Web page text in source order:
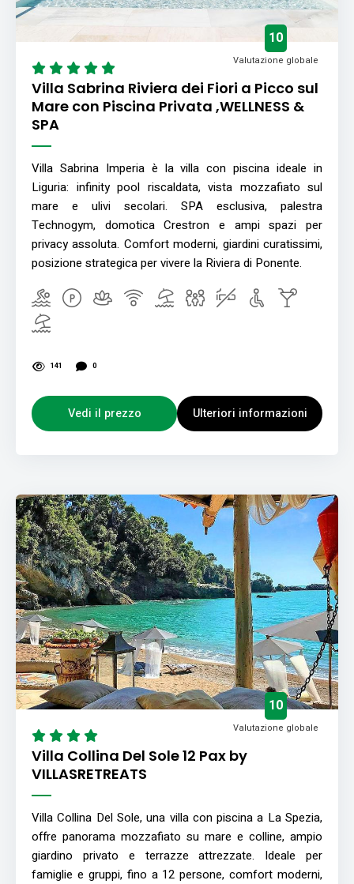
Villa Sabrina Riviera dei Fiori a Picco sul
Mare con Piscina Privata ,WELLNESS &
SPA
10
Valutazione globale
Villa Sabrina Imperia è la villa con piscina ideale in
Liguria: infinity pool riscaldata, vista mozzafiato sul
mare e ulivi secolari. SPA esclusiva, palestra
Technogym, domotica Crestron e ampi spazi per
privacy assoluta. Comfort moderni, giardini curatissimi,
posizione strategica per vivere la Riviera di Ponente.
141 0
Vedi il prezzo Ulteriori informazioni
Villa Collina Del Sole 12 Pax by
VILLASRETREATS
10
Valutazione globale
Villa Collina Del Sole, una villa con piscina a La Spezia,
offre panorama mozzafiato su mare e colline, ampio
giardino privato e terrazze attrezzate. Ideale per
famiglie e gruppi, fino a 12 persone, comfort moderni,